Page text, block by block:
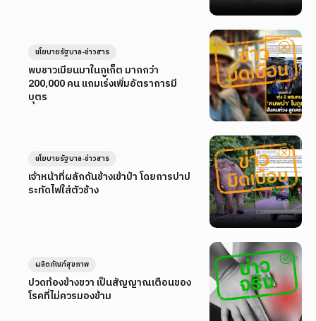
พบชาวเมียนมาในภูเก็ต มากกว่า
200,000 คน แถมเร่งเพิ่มอัตราการมี
บุตร
นโยบายรัฐบาล-ข่าวสาร
เจ้าหน้าที่ผลักดันช้างเข้าป่า โดยการปาป
ระทัดไฟใส่ตัวช้าง
นโยบายรัฐบาล-ข่าวสาร
ปวดท้องข้างขวา เป็นสัญญาณเตือนของ
โรคที่ไม่ควรมองข้าม
ผลิตภัณฑ์สุขภาพ